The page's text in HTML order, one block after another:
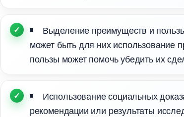
ыделение преимуществ и
может быть для них использование
пользы может помочь убедить их
Использование социальных
рекомендации или результаты